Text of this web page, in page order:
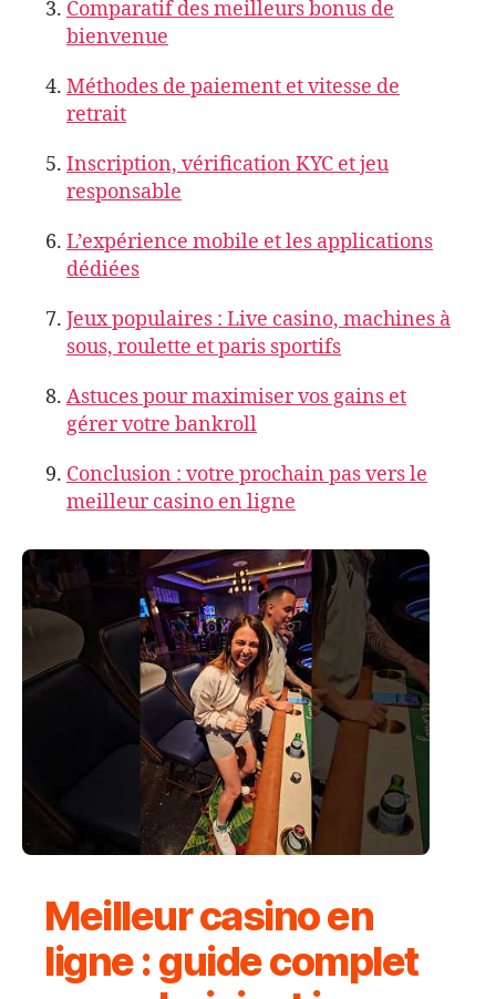
Comparatif des meilleurs bonus de
bienvenue
Méthodes de paiement et vitesse de
retrait
Inscription, vérification KYC et jeu
responsable
L’expérience mobile et les applications
dédiées
Jeux populaires : Live casino, machines à
sous, roulette et paris sportifs
Astuces pour maximiser vos gains et
gérer votre bankroll
Conclusion : votre prochain pas vers le
meilleur casino en ligne
Meilleur casino en
ligne : guide complet